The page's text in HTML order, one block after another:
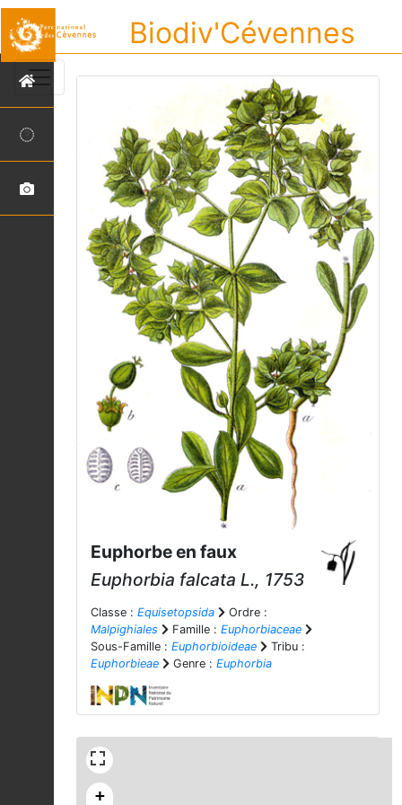
Biodiv'Cévennes
Euphorbe en faux
Euphorbia falcata L., 1753
Classe : Equisetopsida
Ordre :
Malpighiales
Famille : Euphorbiaceae
Sous-Famille : Euphorbioideae
Tribu :
Euphorbieae
Genre : Euphorbia
+